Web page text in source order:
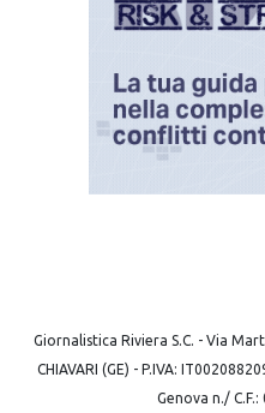
Giornalistica Riviera S.C. - Via
CHIAVARI (GE) - P.IVA:
Genova n./